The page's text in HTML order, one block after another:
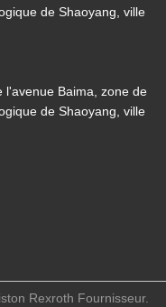
de Shaoyang, ville
l'avenue Baima, zone de
de Shaoyang, ville
Rexroth Fournisseur.